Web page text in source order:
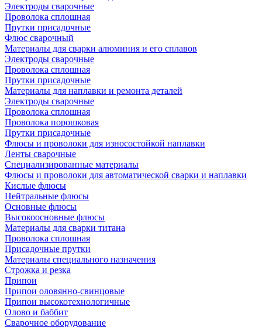
Электроды сварочные
Проволока сплошная
Прутки присадочные
Флюс сварочный
Материалы для сварки алюминия и его сплавов
Электроды сварочные
Проволока сплошная
Прутки присадочные
Материалы для наплавки и ремонта деталей
Электроды сварочные
Проволока сплошная
Проволока порошковая
Прутки присадочные
Флюсы и проволоки для износостойкой наплавки
Ленты сварочные
Специализированные материалы
Флюсы и проволоки для автоматической сварки и наплавки
Кислые флюсы
Нейтральные флюсы
Основные флюсы
Высокоосновные флюсы
Материалы для сварки титана
Проволока сплошная
Присадочные прутки
Материалы специального назначения
Строжка и резка
Припои
Припои оловянно-свинцовые
Припои высокотехнологичные
Олово и баббит
Сварочное оборудование